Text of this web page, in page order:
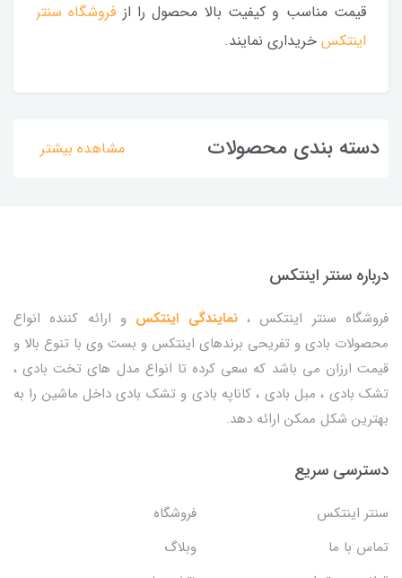
قیمت مناسب و کیفیت بالا محصول را از فروشگاه سنتر
اینتکس خریداری نمایند.
دسته بندی محصولات مشاهده بیشتر
درباره سنتر اینتکس
فروشگاه سنتر اینتکس ،نمایندگی اینتکس و ارائه کننده انواع
محصولات بادی و تفریحی برندهای اینتکس و بست وی با تنوع بالا و
قیمت ارزان می باشد که سعی کرده تا انواع مدل های تخت بادی ،
تشک بادی ، مبل بادی ، کاناپه بادی و تشک بادی داخل ماشین را به
بهترین شکل ممکن ارائه دهد.
دسترسی سریع
سنتر اینتکس
فروشگاه
تماس با ما
وبلاگ